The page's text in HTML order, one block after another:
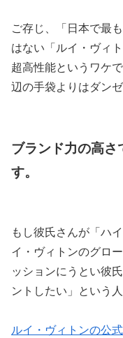
ご存じ、「日本で最
はない「ルイ・ヴィ
超高性能というワケ
辺の手袋よりはダン
ブランド力の高
す。
もし彼氏さんが「ハ
イ・ヴィトンのグロ
ッションにうとい彼
ントしたい」という
ルイ・ヴィトンの公